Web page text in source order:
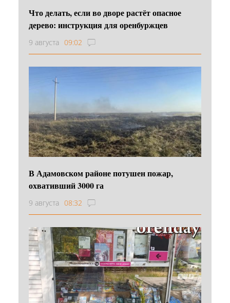
Что делать, если во дворе растёт опасное
дерево: инструкция для оренбуржцев
9 августа 09:02
В Адамовском районе потушен пожар,
охвативший 3000 га
9 августа 08:32